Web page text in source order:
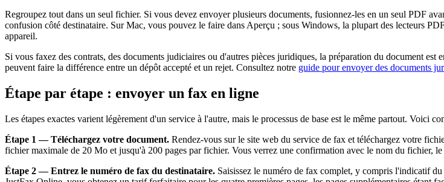
Regroupez tout dans un seul fichier. Si vous devez envoyer plusieurs documents, fusionnez-les en un seul PDF
confusion côté destinataire. Sur Mac, vous pouvez le faire dans Aperçu ; sous Windows, la plupart des lecteurs
appareil.
Si vous faxez des contrats, des documents judiciaires ou d'autres pièces juridiques, la préparation du document
peuvent faire la différence entre un dépôt accepté et un rejet. Consultez notre guide pour envoyer des documents
Étape par étape : envoyer un fax en ligne
Les étapes exactes varient légèrement d'un service à l'autre, mais le processus de base est le même partout. Voici
Étape 1 — Téléchargez votre document. Rendez-vous sur le site web du service de fax et téléchargez votre
fichier maximale de 20 Mo et jusqu'à 200 pages par fichier. Vous verrez une confirmation avec le nom du fichier,
Étape 2 — Entrez le numéro de fax du destinataire. Saisissez le numéro de fax complet, y compris l'indicatif